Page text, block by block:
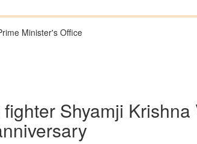
Minister's Office
Shyamji